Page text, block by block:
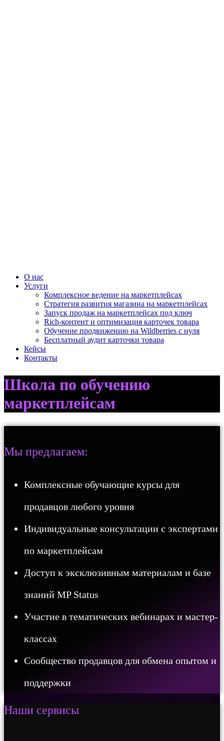
О нас
Услуги
Комплексное ведение на маркетплейсах
Стратегия развития магазина на маркетплейсах
Запуск продаж на маркетплейсах под ключ
Rich-контент и оптимизация карточек товара
Обучение продвижению на Wildberries с нуля
Бесплатный аудит карточки товара
Кейсы
Контакты
Школа по обучению
маркетплейсам
Мы предлагаем:
Комплексные обучающие курсы для
продавцов любого уровня
Индивидуальные консультации с экспертами
по маркетплейсам
Доступ к эксклюзивным материалам и базе
знаний MP Status
Участие в тематических вебинарах и мастер-
классах
Сообщество продавцов для обмена опытом и
поддержки
Наши сервисы